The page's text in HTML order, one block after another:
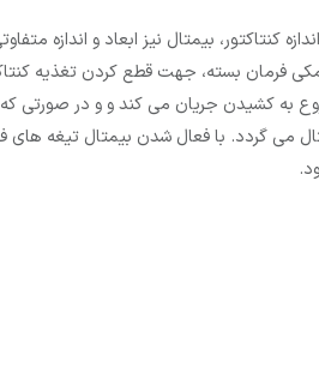
بیمتال نیز ابعاد و اندازه
فرمان بسته، جهت قطع کردن تغذیه
به کشیدن جریان می کند و و در صورتی
می گردد. با فعال شدن بیمتال تیغه های